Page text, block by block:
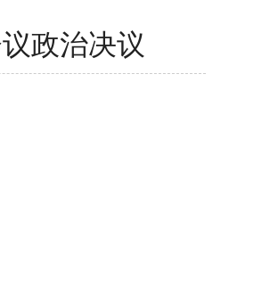
政治决议